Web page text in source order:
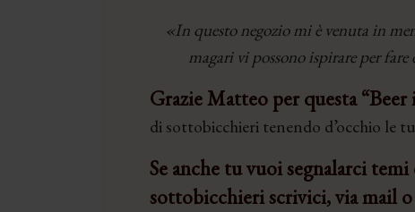
«In questo negozio mi è venuta in
magari vi possono ispirare per
Grazie Matteo per questa
di sottobicchieri tenendo d’occhio le
Se anche tu vuoi segnalarci
sottobicchieri scrivici, via mail o